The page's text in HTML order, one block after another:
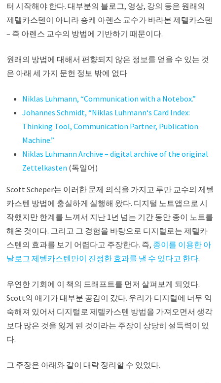
터 시작해야 한다. 대부분의 블로그, 영상, 강의 등은 원래의
제텔카스텐이 아니라 숑케 아렌스 교수가 바라본 제텔카스텐
– 즉 아렌스 교수의 방법에 기반하기 때문이다.
원래의 방법에 대해서 편향되지 않은 정보를 얻을 수 있는 것
은 아래 세 가지 문헌 정보 밖에 없다
Niklas Luhmann, “Communication with a Notebox.”
Johannes Schmidt, “Niklas Luhmann‘s Card Index:
Thinking Tool, Communication Partner, Publication
Machine.”
Niklas Luhmann Archive – digital archive of the original
Zettelkasten (독일어)
Scott Scheper는 이러한 문제 의식을 가지고 루만 교수의 제텔
카스텐 방법에 충실하게 실행해 왔다. 디지털 노트앱으로 시
작했지만 한계를 느껴서 지난 1년 넘는 기간 동안 종이 노트를
해온 것이다. 그리고 그 경험을 바탕으로 디지털로는 제텔카
스텐의 효과를 보기 어렵다고 주장한다. 즉, 종이를 이용한 아
날로그 제텔카스텐만이 진정한 효과를 낼 수 있다고 한다.
우연한 기회에 이 책의 드래프트를 먼저 살펴보게 되었다.
Scott의 얘기가 대부분 공감이 갔다. 우리가 디지털에 너무 익
숙해져 있어서 디지털로 제텔카스텐 방법을 가져오면서 생각
보다 많은 것을 잃게 된 것이라는 주장이 상당히 설득력이 있
다.
그 주장은 아래와 같이 대략 정리할 수 있었다.